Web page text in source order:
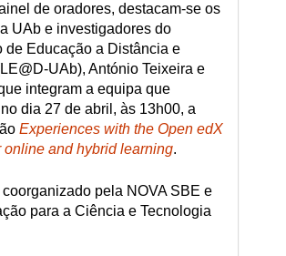
de oradores, destacam-se os
UAb e investigadores do
de Educação a Distância e
UAb), António Teixeira e
integram a equipa que
dia 27 de abril, às 13h00, a
Experiences with the Open edX
online and hybrid learning.
pela NOVA SBE e
para a Ciência e Tecnologia